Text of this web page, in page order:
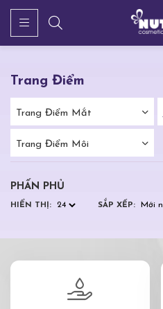
Trang Điểm
Trang Điểm Mắt
Trang Điểm Môi
PHẤN PHỦ
HIỂN THỊ: SẮP XẾP: